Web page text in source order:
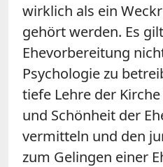
wirklich als ein
gehört werden. Es
Ehevorbereitung
Psychologie zu
tiefe Lehre der
und Schönheit der
vermitteln und den
zum Gelingen einer